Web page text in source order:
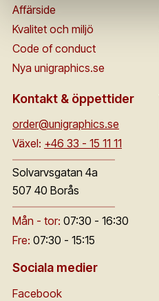
Affärside
Kvalitet och miljö
Code of conduct
Nya unigraphics.se
Kontakt & öppettider
order@unigraphics.se
Växel: +46 33 - 15 11 11
Solvarvsgatan 4a
507 40 Borås
Mån - tor: 07:30 - 16:30
Fre: 07:30 - 15:15
Sociala medier
Facebook